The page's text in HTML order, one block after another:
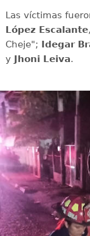
Las víctimas
López Escalante
Cheje";
Idegar
y
Jhoni Leiva.